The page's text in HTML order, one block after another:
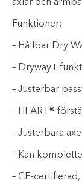
axlar och
Funktioner:
– Hållbar Dry
– Dryway+
– Justerbar
– HI-ART®
– Justerbara
– Kan
– CE-